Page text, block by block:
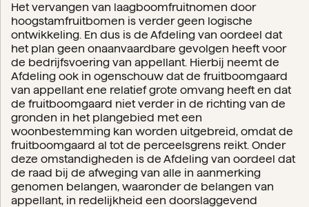
Het vervangen van laagboomfruitnomen door
hoogstamfruitbomen is verder geen logische
ontwikkeling. En dus is de Afdeling van oordeel dat
het plan geen onaanvaardbare gevolgen heeft voor
de bedrijfsvoering van appellant. Hierbij neemt de
Afdeling ook in ogenschouw dat de fruitboomgaard
van appellant ene relatief grote omvang heeft en dat
de fruitboomgaard niet verder in de richting van de
gronden in het plangebied met een
woonbestemming kan worden uitgebreid, omdat de
fruitboomgaard al tot de perceelsgrens reikt. Onder
deze omstandigheden is de Afdeling van oordeel dat
de raad bij de afweging van alle in aanmerking
genomen belangen, waaronder de belangen van
appellant, in redelijkheid een doorslaggevend